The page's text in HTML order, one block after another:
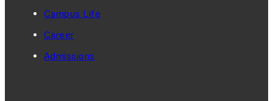
Campus Life
Career
Admissions